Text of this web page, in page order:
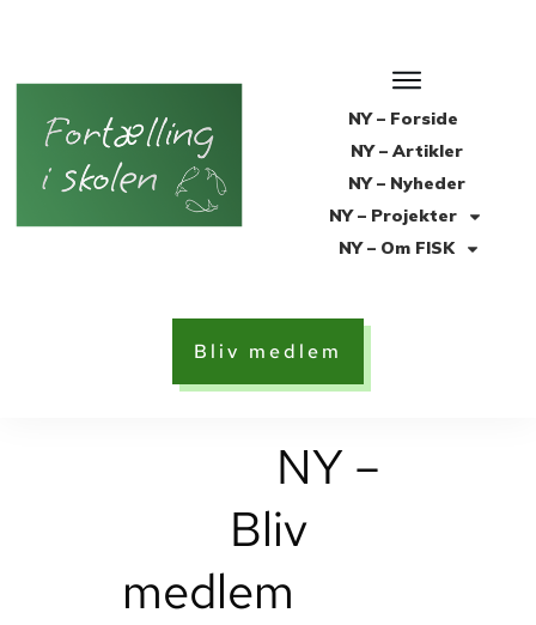
NY – Forside
NY – Artikler
NY – Nyheder
NY – Projekter
NY – Om FISK
Bliv medlem
NY –
Bliv
medlem